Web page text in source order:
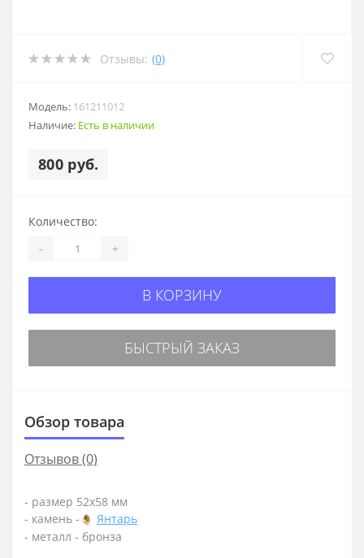
Отзывы: (0)
Модель: 161211012
Наличие: Есть в наличии
800 руб.
Количество:
- +
В КОРЗИНУ
БЫСТРЫЙ ЗАКАЗ
Обзор товара
Отзывов (0)
- размер 52х58 мм
- камень -
Янтарь
- металл - бронза